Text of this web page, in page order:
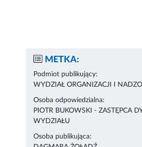
METKA:
Podmiot publikujący:
WYDZIAŁ ORGANIZACJI I
Osoba odpowiedzialna:
PIOTR BUKOWSKI - ZASTĘPCA
WYDZIAŁU
Osoba publikująca: